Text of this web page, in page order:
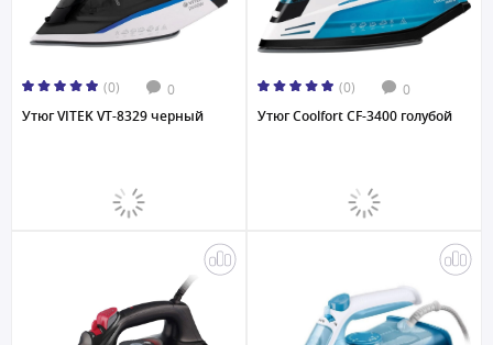
(0) 0
Утюг VITEK VT-8329 черный
(0) 0
Утюг Coolfort CF-3400 голубой